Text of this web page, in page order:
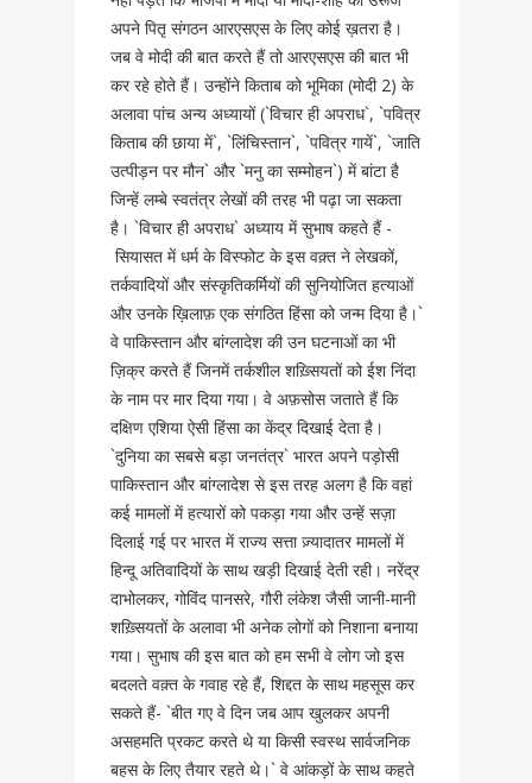
अपने पितृ संगठन आरएसएस के लिए कोई ख़तरा है।
जब वे मोदी की बात करते हैं तो आरएसएस की बात भी
कर रहे होते हैं। उन्होंने किताब को भूमिका (मोदी 2) के
अलावा पांच अन्य अध्यायों (`विचार ही अपराध`, `पवित्र
किताब की छाया में`, `लिंचिस्तान`, `पवित्र गायें`, `जाति
उत्पीड़न पर मौन` और `मनु का सम्मोहन`) में बांटा है
जिन्हें लम्बे स्वतंत्र लेखों की तरह भी पढ़ा जा सकता
है। `विचार ही अपराध` अध्याय में सुभाष कहते हैं -
सियासत में धर्म के विस्फोट के इस वक़्त ने लेखकों,
तर्कवादियों और संस्कृतिकर्मियों की सुनियोजित हत्याओं
और उनके ख़िलाफ़ एक संगठित हिंसा को जन्म दिया है।`
वे पाकिस्तान और बांग्लादेश की उन घटनाओं का भी
ज़िक्र करते हैं जिनमें तर्कशील शख़्सियतों को ईश निंदा
के नाम पर मार दिया गया। वे अफ़सोस जताते हैं कि
दक्षिण एशिया ऐसी हिंसा का केंद्र दिखाई देता है।
`दुनिया का सबसे बड़ा जनतंत्र` भारत अपने पड़ोसी
पाकिस्तान और बांग्लादेश से इस तरह अलग है कि वहां
कई मामलों में हत्यारों को पकड़ा गया और उन्हें सज़ा
दिलाई गई पर भारत में राज्य सत्ता ज़्यादातर मामलों में
हिन्दू अतिवादियों के साथ खड़ी दिखाई देती रही। नरेंद्र
दाभोलकर, गोविंद पानसरे, गौरी लंकेश जैसी जानी-मानी
शख़्सियतों के अलावा भी अनेक लोगों को निशाना बनाया
गया। सुभाष की इस बात को हम सभी वे लोग जो इस
बदलते वक़्त के गवाह रहे हैं, शिद्दत के साथ महसूस कर
सकते हैं- `बीत गए वे दिन जब आप खुलकर अपनी
असहमति प्रकट करते थे या किसी स्वस्थ सार्वजनिक
बहस के लिए तैयार रहते थे।` वे आंकड़ों के साथ कहते